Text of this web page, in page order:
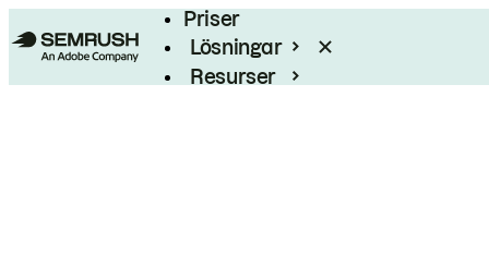
Priser
Lösningar
Resurser